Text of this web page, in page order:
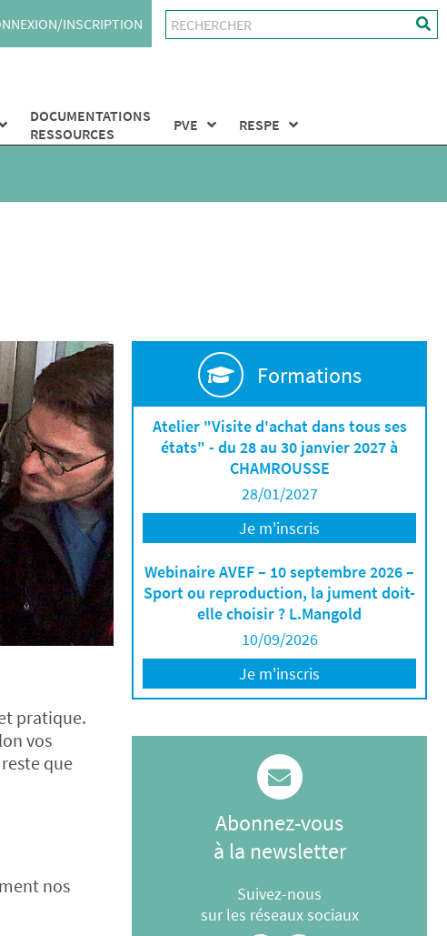
INSCRIPTION
DOCUMENTATIONS
RESSOURCES
PVE RESPE
pratique.
vos
que
nos
Formations
Atelier "Visite d'achat dans tous ses
états" - du 28 au 30 janvier 2027 à
CHAMROUSSE
28/01/2027
Je m'inscris
Webinaire AVEF – 10 septembre 2026 –
Sport ou reproduction, la jument doit-
elle choisir ? L.Mangold
10/09/2026
Je m'inscris
Abonnez-vous
à la newsletter
Suivez-nous
sur les réseaux sociaux